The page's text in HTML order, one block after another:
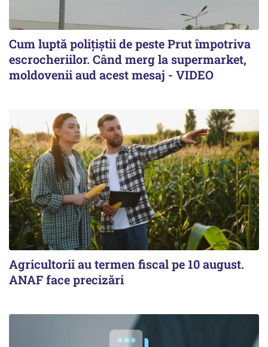
Cum luptă polițiștii de peste Prut împotriva
escrocheriilor. Când merg la supermarket,
moldovenii aud acest mesaj - VIDEO
Agricultorii au termen fiscal pe 10 august.
ANAF face precizări